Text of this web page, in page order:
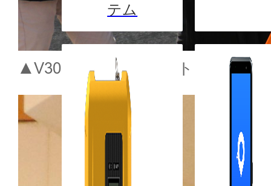
テム
▲V30 Plusのデモンストレーショ